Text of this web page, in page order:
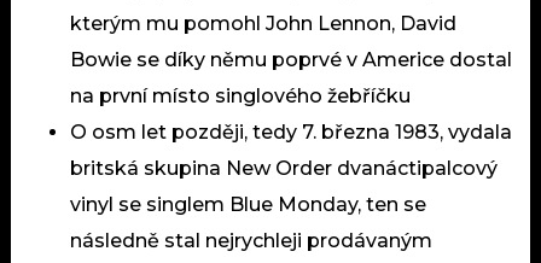
kterým mu pomohl John Lennon, David
Bowie se díky němu poprvé v Americe dostal
na první místo singlového žebříčku
O osm let později, tedy 7. března 1983, vydala
britská skupina New Order dvanáctipalcový
vinyl se singlem Blue Monday, ten se
následně stal nejrychleji prodávaným